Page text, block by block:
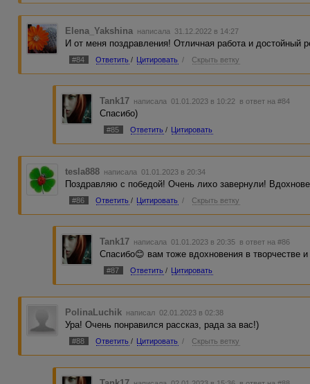
Elena_Yakshina написала 31.12.2022 в 14:27
И от меня поздравления! Отличная работа и достойный
#84 Ответить / Цитировать / Скрыть ветку
Tank17 написала 01.01.2023 в 10:22 в ответ на #84
Спасибо)
#85 Ответить / Цитировать
tesla888 написала 01.01.2023 в 20:34
Поздравляю с победой! Очень лихо завернули!
#86 Ответить / Цитировать / Скрыть ветку
Tank17 написала 01.01.2023 в 20:35 в ответ на #86
Спасибо😊 вам тоже вдохновения в творчестве
#87 Ответить / Цитировать
PolinaLuchik написал 02.01.2023 в 02:38
Ура! Очень понравился рассказ, рада за вас!)
#88 Ответить / Цитировать / Скрыть ветку